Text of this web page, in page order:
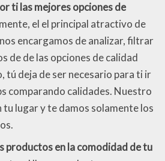
ti las mejores opciones de
el el principal atractivo de
encargamos de analizar, filtrar
de de las opciones de calidad
tú deja de ser necesario para ti ir
comparando calidades. Nuestro
tu lugar y te damos solamente los
productos en la comodidad de tu